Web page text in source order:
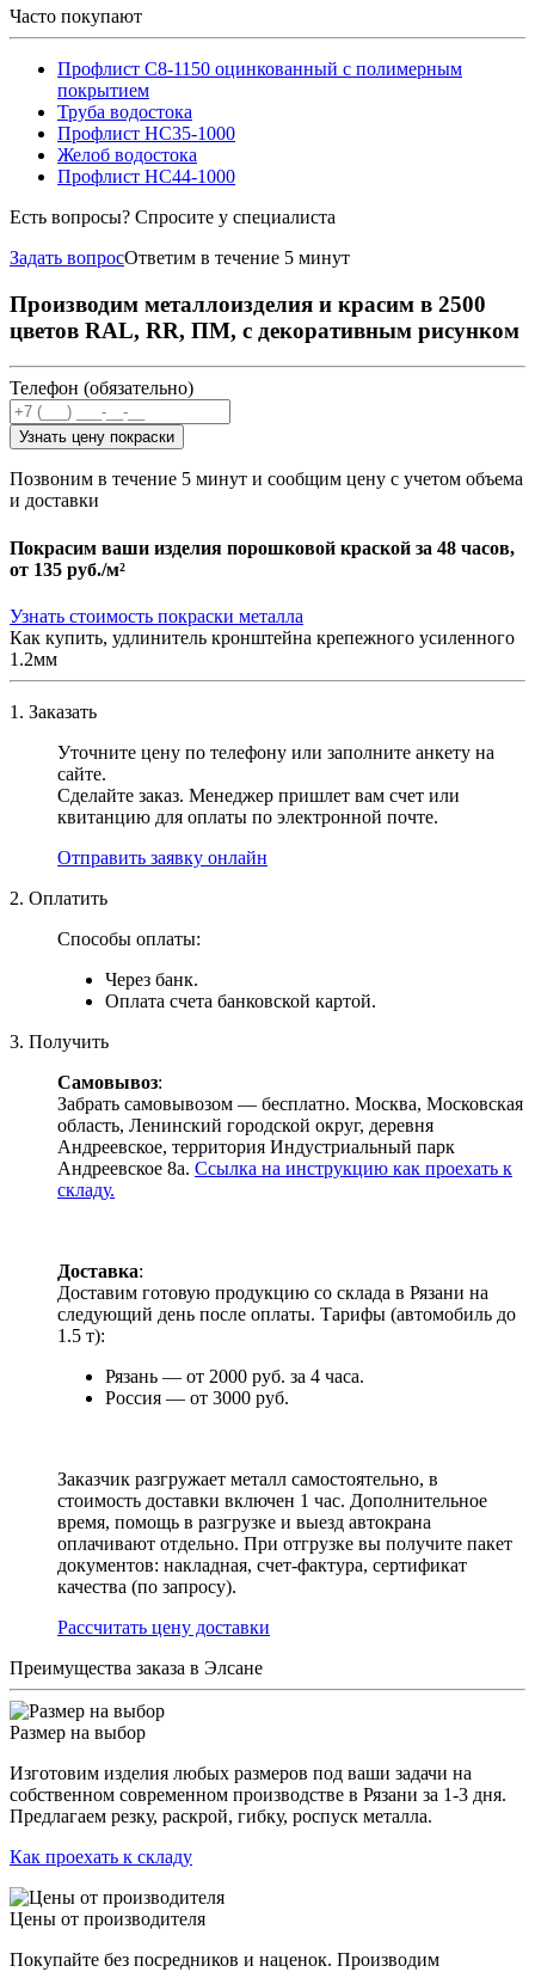
Часто покупают
Профлист С8-1150 оцинкованный с полимерным
покрытием
Труба водостока
Профлист НС35-1000
Желоб водостока
Профлист НС44-1000
Есть вопросы? Спросите у специалиста
Задать вопросОтветим в течение 5 минут
Производим металлоизделия и красим в 2500
цветов RAL, RR, ПМ, с декоративным рисунком
Телефон (обязательно)
Узнать цену покраски
Позвоним в течение 5 минут и сообщим цену с учетом объема
и доставки
Покрасим ваши изделия порошковой краской за 48 часов,
от 135 руб./м²
Узнать стоимость покраски металла
Как купить, удлинитель кронштейна крепежного усиленного
1.2мм
1. Заказать
Уточните цену по телефону или заполните анкету на
сайте.
Сделайте заказ. Менеджер пришлет вам счет или
квитанцию для оплаты по электронной почте.
Отправить заявку онлайн
2. Оплатить
Способы оплаты:
Через банк.
Оплата счета банковской картой.
3. Получить
Самовывоз:
Забрать самовывозом — бесплатно. Москва, Московская
область, Ленинский городской округ, деревня
Андреевское, территория Индустриальный парк
Андреевское 8а. Ссылка на инструкцию как проехать к
складу.
Доставка:
Доставим готовую продукцию со склада в Рязани на
следующий день после оплаты. Тарифы (автомобиль до
1.5 т):
Рязань — от 2000 руб. за 4 часа.
Россия — от 3000 руб.
Заказчик разгружает металл самостоятельно, в
стоимость доставки включен 1 час. Дополнительное
время, помощь в разгрузке и выезд автокрана
оплачивают отдельно. При отгрузке вы получите пакет
документов: накладная, счет-фактура, сертификат
качества (по запросу).
Раcсчитать цену доставки
Преимущества заказа в Элсане
Размер на выбор
Изготовим изделия любых размеров под ваши задачи на
собственном современном производстве в Рязани за 1-3 дня.
Предлагаем резку, раскрой, гибку, роспуск металла.
Как проехать к складу
Цены от производителя
Покупайте без посредников и наценок. Производим